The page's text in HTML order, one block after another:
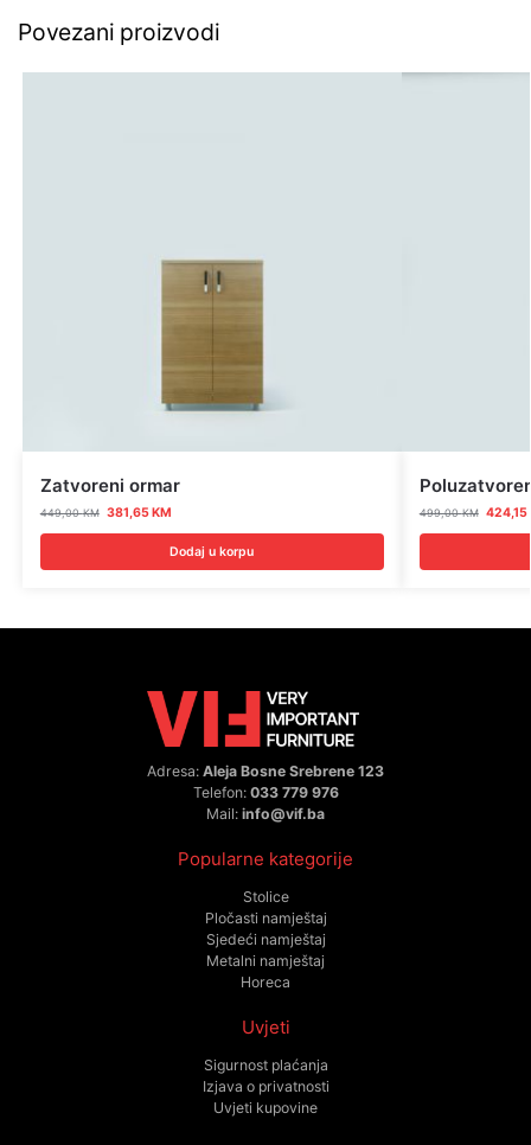
Povezani proizvodi
Zatvoreni ormar
449,00KM 381,65KM
Dodaj u korpu
499,00KM 424,15
Adresa: Aleja Bosne Srebrene 123
Telefon: 033 779 976
Mail: info@vif.ba
Popularne kategorije
Stolice
Pločasti namještaj
Sjedeći namještaj
Metalni namještaj
Horeca
Uvjeti
Sigurnost plaćanja
Izjava o privatnosti
Uvjeti kupovine